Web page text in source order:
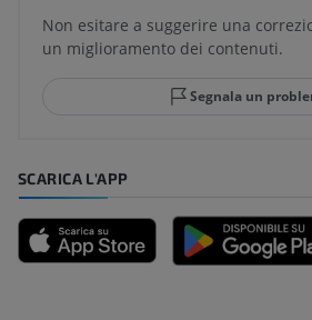
Non esitare a suggerire una
un miglioramento dei contenuti.
Segnala un
SCARICA L'APP